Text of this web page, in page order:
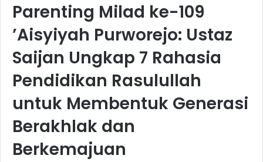
Parenting Milad ke-109
’Aisyiyah Purworejo: Ustaz
Saijan Ungkap 7 Rahasia
Pendidikan Rasulullah
untuk Membentuk Generasi
Berakhlak dan
Berkemajuan